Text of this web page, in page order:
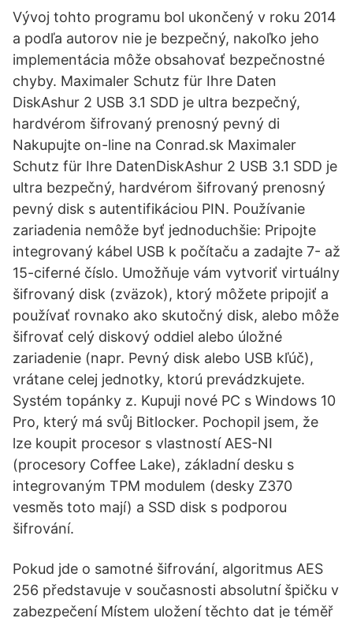
Vývoj tohto programu bol ukončený v roku 2014
a podľa autorov nie je bezpečný, nakoľko jeho
implementácia môže obsahovať bezpečnostné
chyby. Maximaler Schutz für Ihre Daten
DiskAshur 2 USB 3.1 SDD je ultra bezpečný,
hardvérom šifrovaný prenosný pevný di
Nakupujte on-line na Conrad.sk Maximaler
Schutz für Ihre DatenDiskAshur 2 USB 3.1 SDD je
ultra bezpečný, hardvérom šifrovaný prenosný
pevný disk s autentifikáciou PIN. Používanie
zariadenia nemôže byť jednoduchšie: Pripojte
integrovaný kábel USB k počítaču a zadajte 7- až
15-ciferné číslo. Umožňuje vám vytvoriť virtuálny
šifrovaný disk (zväzok), ktorý môžete pripojiť a
používať rovnako ako skutočný disk, alebo môže
šifrovať celý diskový oddiel alebo úložné
zariadenie (napr. Pevný disk alebo USB kľúč),
vrátane celej jednotky, ktorú prevádzkujete.
Systém topánky z. Kupuji nové PC s Windows 10
Pro, který má svůj Bitlocker. Pochopil jsem, že
lze koupit procesor s vlastností AES-NI
(procesory Coffee Lake), základní desku s
integrovaným TPM modulem (desky Z370
vesměs toto mají) a SSD disk s podporou
šifrování.
Pokud jde o samotné šifrování, algoritmus AES
256 představuje v současnosti absolutní špičku v
zabezpečení Místem uložení těchto dat je téměř